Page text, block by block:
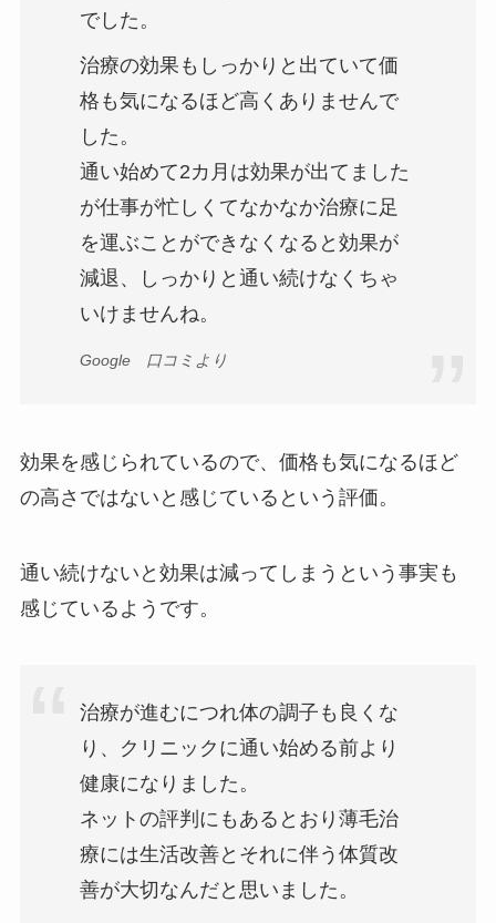
でした。
治療の効果もしっかりと出ていて価
格も気になるほど高くありませんで
した。
通い始めて2カ月は効果が出てました
が仕事が忙しくてなかなか治療に足
を運ぶことができなくなると効果が
減退、しっかりと通い続けなくちゃ
いけませんね。
Google 口コミより
効果を感じられているので、価格も気になるほど
の高さではないと感じているという評価。
通い続けないと効果は減ってしまうという事実も
感じているようです。
治療が進むにつれ体の調子も良くな
り、クリニックに通い始める前より
健康になりました。
ネットの評判にもあるとおり薄毛治
療には生活改善とそれに伴う体質改
善が大切なんだと思いました。